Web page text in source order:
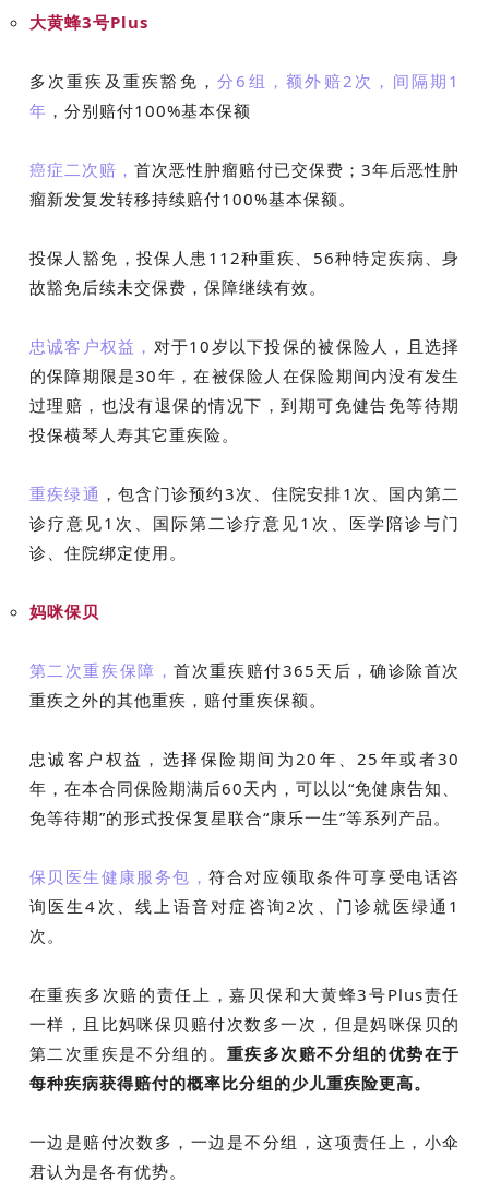
大黄蜂3号Plus
多次重疾及重疾豁免，分6组，额外赔2次，间隔期1
年 ，分别赔付100%基本保额
癌症二次赔， 首次恶性肿瘤赔付已交保费；3年后恶性肿
瘤新发复发转移持续赔付100%基本保额。
投保人豁免，投保人患112种重疾、56种特定疾病、身
故豁免后续未交保费，保障继续有效。
忠诚客户权益， 对于10岁以下投保的被保险人，且选择
的保障期限是30年，在被保险人在保险期间内没有发生
过理赔，也没有退保的情况下，到期可免健告免等待期
投保横琴人寿其它重疾险。
重疾绿通 ，包含门诊预约3次、住院安排1次、国内第二
诊疗意见1次、国际第二诊疗意见1次、医学陪诊与门
诊、住院绑定使用。
妈咪保贝
第二次重疾保障，首次重疾赔付365天后，确诊除首次
重疾之外的其他重疾，赔付重疾保额。
忠诚客户权益，选择保险期间为20年、25年或者30
年，在本合同保险期满后60天内，可以以“免健康告知、
免等待期”的形式投保复星联合“康乐一生”等系列产品。
保贝医生健康服务包，符合对应领取条件可享受电话咨
询医生4次、线上语音对症咨询2次、门诊就医绿通1
次。
在重疾多次赔的责任上，嘉贝保和大黄蜂3号Plus责任
一样，且比妈咪保贝赔付次数多一次，但是妈咪保贝的
第二次重疾是不分组的。 重疾多次赔不分组的优势在于
每种疾病获得赔付的概率比分组的少儿重疾险更高。
一边是赔付次数多，一边是不分组，这项责任上，小伞
君认为是各有优势。